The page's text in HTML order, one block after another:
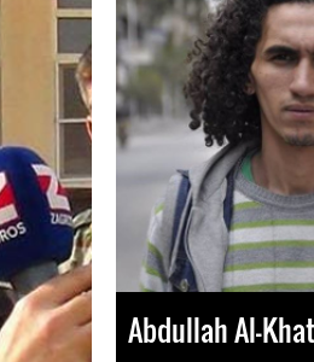
Abdullah Al-